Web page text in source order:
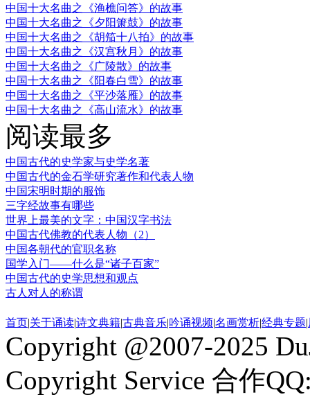
中国十大名曲之《渔樵问答》的故事
中国十大名曲之《夕阳箫鼓》的故事
中国十大名曲之《胡笳十八拍》的故事
中国十大名曲之《汉宫秋月》的故事
中国十大名曲之《广陵散》的故事
中国十大名曲之《阳春白雪》的故事
中国十大名曲之《平沙落雁》的故事
中国十大名曲之《高山流水》的故事
阅读最多
中国古代的史学家与史学名著
中国古代的金石学研究著作和代表人物
中国宋明时期的服饰
三字经故事有哪些
世界上最美的文字：中国汉字书法
中国古代佛教的代表人物（2）
中国各朝代的官职名称
国学入门——什么是“诸子百家”
中国古代的史学思想和观点
古人对人的称谓
首页|关于诵读|诗文典籍|古典音乐|吟诵视频|名画赏析|经典专题|
Copyright @2007-2025
Copyright Service 合作